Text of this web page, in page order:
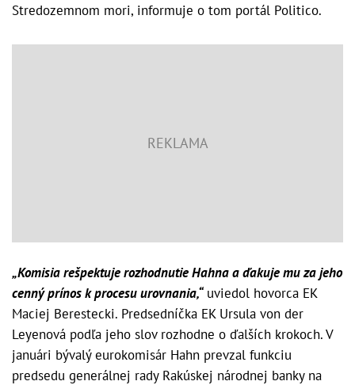
Stredozemnom mori, informuje o tom portál Politico.
„Komisia rešpektuje rozhodnutie Hahna a ďakuje mu za jeho
cenný prínos k procesu urovnania,“uviedol hovorca EK
Maciej Berestecki. Predsedníčka EK Ursula von der
Leyenová podľa jeho slov rozhodne o ďalších krokoch. V
januári bývalý eurokomisár Hahn prevzal funkciu
predsedu generálnej rady Rakúskej národnej banky na